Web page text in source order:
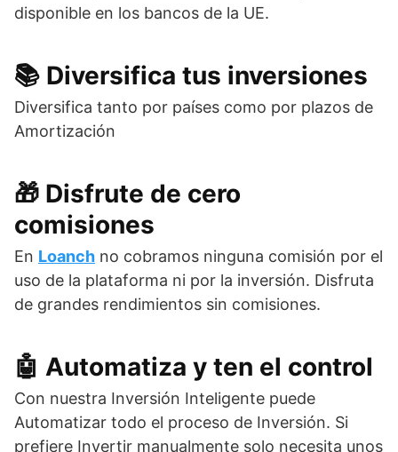
disponible en los bancos de la UE.
📚​ Diversifica tus inversiones
Diversifica tanto por países como por plazos de
Amortización
🎁​ Disfrute de cero
comisiones
En Loanch no cobramos ninguna comisión por el
uso de la plataforma ni por la inversión. Disfruta
de grandes rendimientos sin comisiones.
🤖​ Automatiza y ten el control
Con nuestra Inversión Inteligente puede
Automatizar todo el proceso de Inversión. Si
prefiere Invertir manualmente solo necesita unos